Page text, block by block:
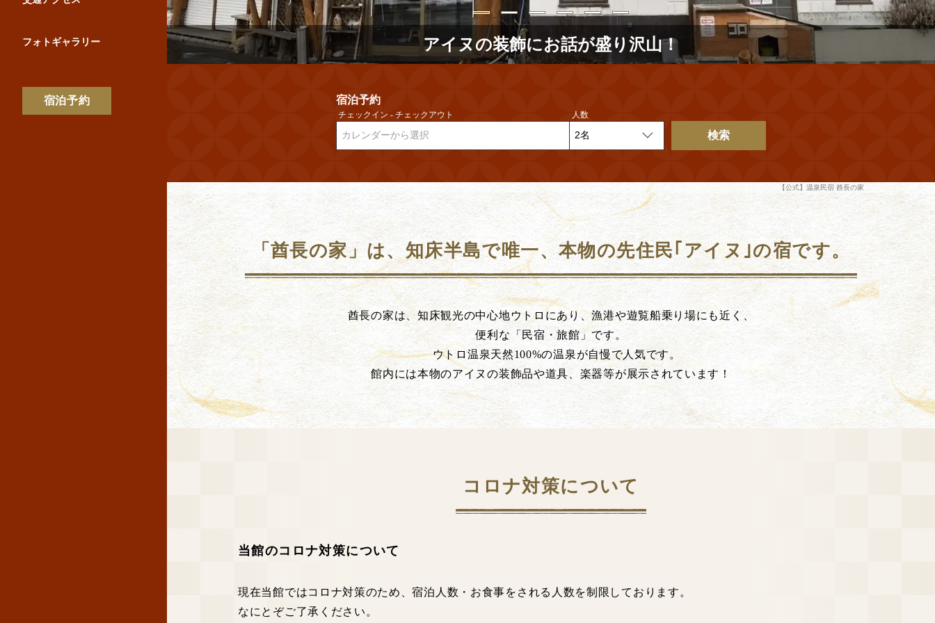
フォトギャラリー
宿泊予約
アイヌの装飾にお話が盛り沢山！
宿泊予約
チェックイン - チェックアウト
カレンダーから選択
人数
検索
【公式】温泉民宿 酋長の家
「酋長の家」は、知床半島で唯一、本物の先住民｢アイヌ｣の宿です。
酋長の家は、知床観光の中心地ウトロにあり、漁港や遊覧船乗り場にも近く、
便利な「民宿・旅館」です。
ウトロ温泉天然100%の温泉が自慢で人気です。
館内には本物のアイヌの装飾品や道具、楽器等が展示されています！
コロナ対策について
当館のコロナ対策について
現在当館ではコロナ対策のため、宿泊人数・お食事をされる人数を制限しております。
なにとぞご了承ください。